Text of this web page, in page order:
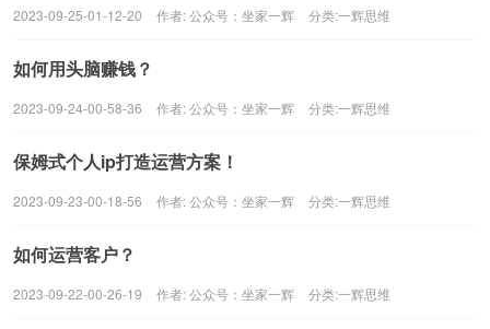
2023-09-25-01-12-20 作者:公众号：坐家一辉 分类:一辉思维
如何用头脑赚钱？
2023-09-24-00-58-36 作者:公众号：坐家一辉 分类:一辉思维
保姆式个人ip打造运营方案！
2023-09-23-00-18-56 作者:公众号：坐家一辉 分类:一辉思维
如何运营客户？
2023-09-22-00-26-19 作者:公众号：坐家一辉 分类:一辉思维